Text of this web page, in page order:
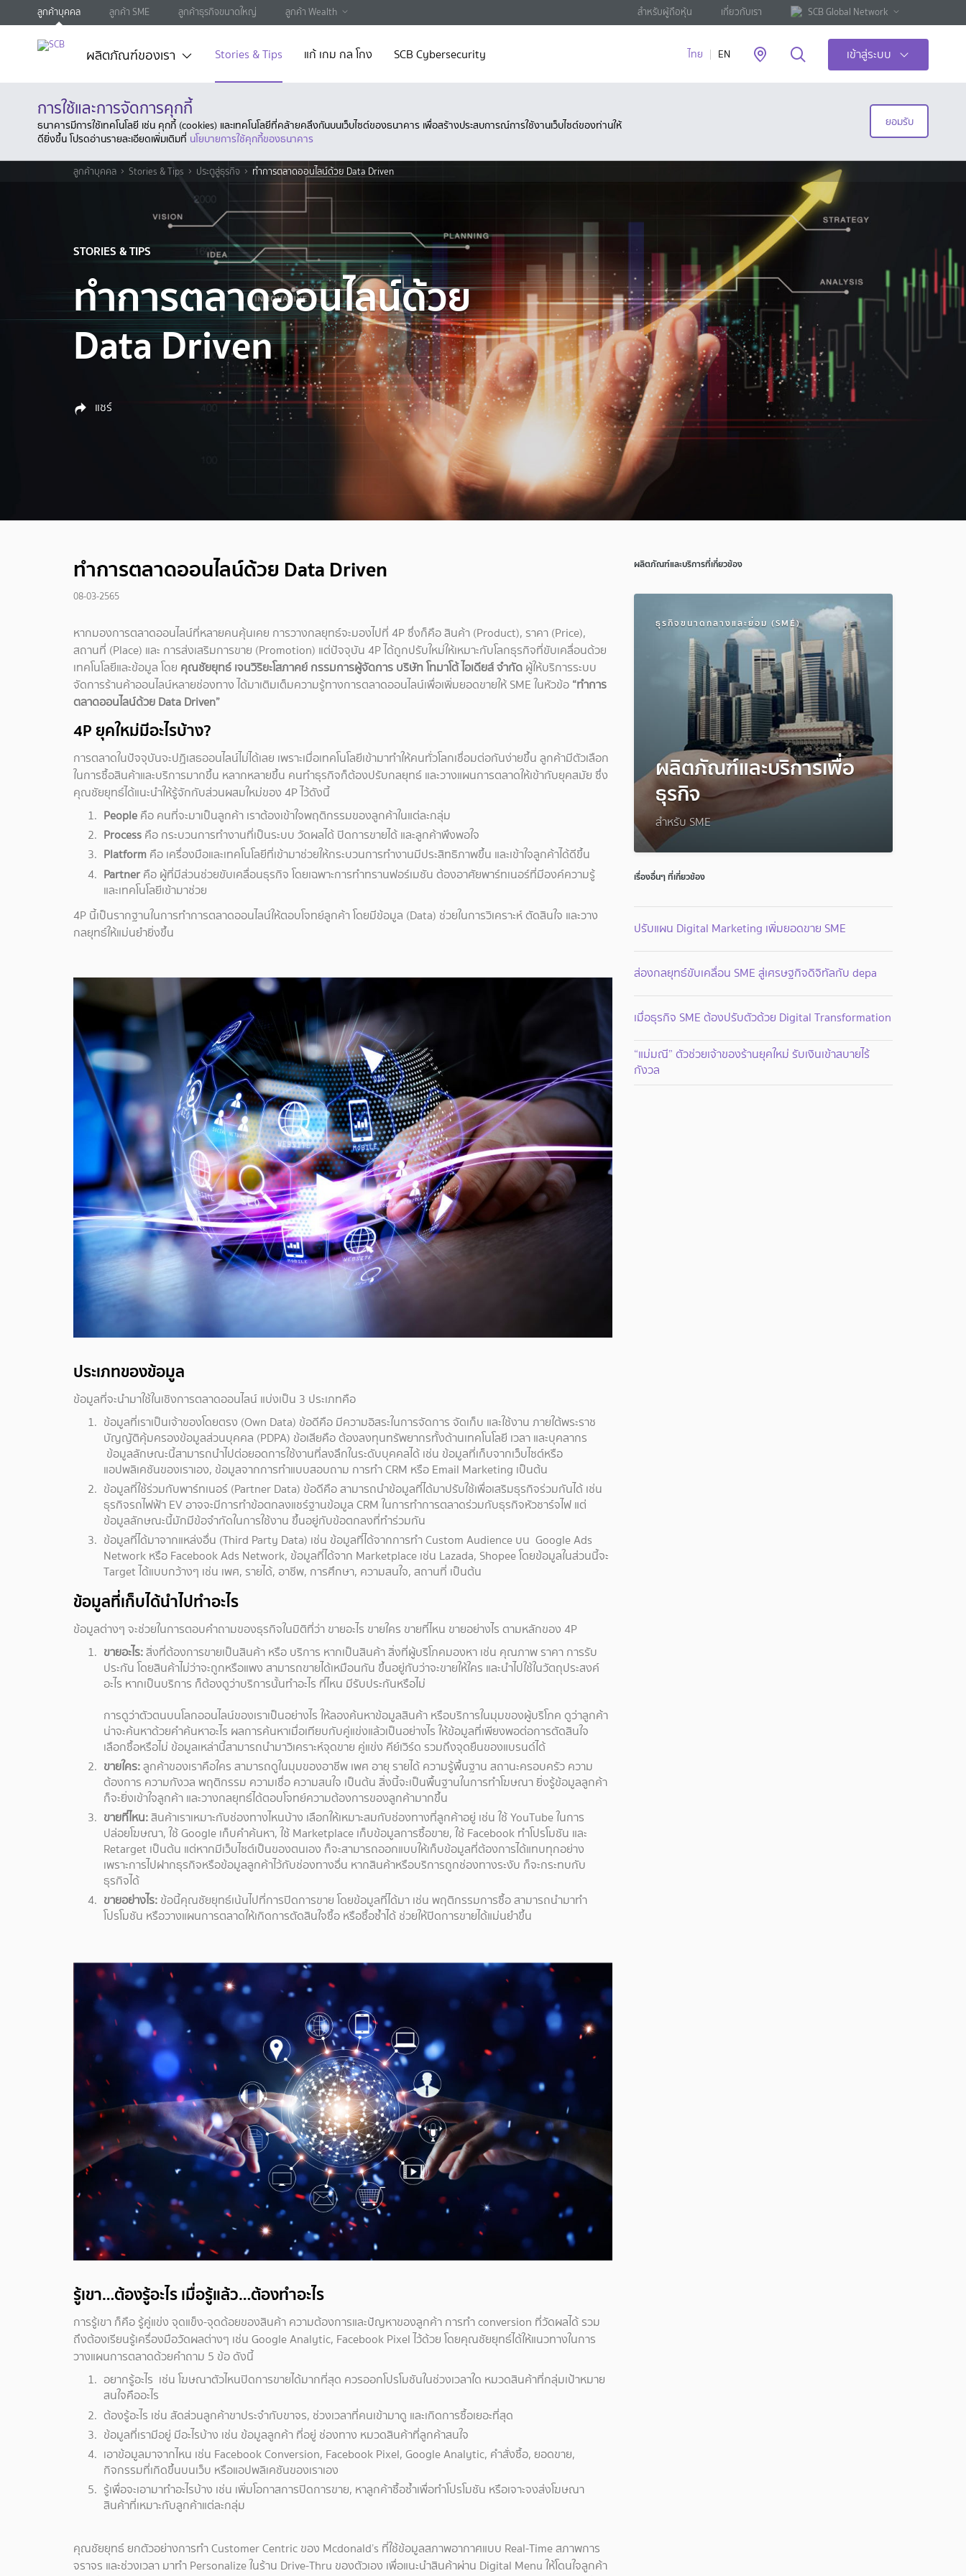
ลูกค้าบุคคล ลูกค้า SME ลูกค้าธุรกิจขนาดใหญ่ ลูกค้า Wealth สำหรับผู้ถือหุ้น เกี่ยวกับเรา SCB Global Network
ผลิตภัณฑ์ของเรา Stories & Tips แก้ เกม กล โกง SCB Cybersecurity ไทย EN เข้าสู่ระบบ
การใช้และการจัดการคุกกี้
ธนาคารมีการใช้เทคโนโลยี เช่น คุกกี้ (cookies) และเทคโนโลยีที่คล้ายคลึงกันบนเว็บไซต์ของธนาคาร เพื่อสร้างประสบการณ์การใช้งานเว็บไซต์ของท่านให้
ดียิ่งขึ้น โปรดอ่านรายละเอียดเพิ่มเติมที่ นโยบายการใช้คุกกี้ของธนาคาร
ยอมรับ
ลูกค้าบุคคล Stories & Tips ประตูสู่ธุรกิจ ทำการตลาดออนไลน์ด้วย Data Driven
STORIES & TIPS
ทำการตลาดออนไลน์ด้วย
Data Driven
แชร์
ทำการตลาดออนไลน์ด้วย Data Driven
08-03-2565
หากมองการตลาดออนไลน์ที่หลายคนคุ้นเคย การวางกลยุทธ์จะมองไปที่ 4P ซึ่งก็คือ สินค้า (Product), ราคา (Price),
สถานที่ (Place) และ การส่งเสริมการขาย (Promotion) แต่ปัจจุบัน 4P ได้ถูกปรับใหม่ให้เหมาะกับโลกธุรกิจที่ขับเคลื่อนด้วย
เทคโนโลยีและข้อมูล โดย คุณชัยยุทธ์ เจนวิริยะโสภาคย์ กรรมการผู้จัดการ บริษัท โทมาโต้ ไอเดียส์ จำกัด ผู้ให้บริการระบบ
จัดการร้านค้าออนไลน์หลายช่องทาง ได้มาเติมเต็มความรู้ทางการตลาดออนไลน์เพื่อเพิ่มยอดขายให้ SME ในหัวข้อ “ทำการ
ตลาดออนไลน์ด้วย Data Driven”
4P ยุคใหม่มีอะไรบ้าง?
การตลาดในปัจจุบันจะปฏิเสธออนไลน์ไม่ได้เลย เพราะเมื่อเทคโนโลยีเข้ามาทำให้คนทั่วโลกเชื่อมต่อกันง่ายขึ้น ลูกค้ามีตัวเลือก
ในการซื้อสินค้าและบริการมากขึ้น หลากหลายขึ้น คนทำธุรกิจก็ต้องปรับกลยุทธ์ และวางแผนการตลาดให้เข้ากับยุคสมัย ซึ่ง
คุณชัยยุทธ์ได้แนะนำให้รู้จักกับส่วนผสมใหม่ของ 4P ไว้ดังนี้
People คือ คนที่จะมาเป็นลูกค้า เราต้องเข้าใจพฤติกรรมของลูกค้าในแต่ละกลุ่ม
Process คือ กระบวนการทำงานที่เป็นระบบ วัดผลได้ ปิดการขายได้ และลูกค้าพึงพอใจ
Platform คือ เครื่องมือและเทคโนโลยีที่เข้ามาช่วยให้กระบวนการทำงานมีประสิทธิภาพขึ้น และเข้าใจลูกค้าได้ดีขึ้น
Partner คือ ผู้ที่มีส่วนช่วยขับเคลื่อนธุรกิจ โดยเฉพาะการทำทรานฟอร์เมชัน ต้องอาศัยพาร์ทเนอร์ที่มีองค์ความรู้
และเทคโนโลยีเข้ามาช่วย
4P นี้เป็นรากฐานในการทำการตลาดออนไลน์ให้ตอบโจทย์ลูกค้า โดยมีข้อมูล (Data) ช่วยในการวิเคราะห์ ตัดสินใจ และวาง
กลยุทธ์ให้แม่นยำยิ่งขึ้น
ประเภทของข้อมูล
ข้อมูลที่จะนำมาใช้ในเชิงการตลาดออนไลน์ แบ่งเป็น 3 ประเภทคือ
ข้อมูลที่เราเป็นเจ้าของโดยตรง (Own Data) ข้อดีคือ มีความอิสระในการจัดการ จัดเก็บ และใช้งาน ภายใต้พระราช
บัญญัติคุ้มครองข้อมูลส่วนบุคคล (PDPA) ข้อเสียคือ ต้องลงทุนทรัพยากรทั้งด้านเทคโนโลยี เวลา และบุคลากร
ข้อมูลลักษณะนี้สามารถนำไปต่อยอดการใช้งานที่ลงลึกในระดับบุคคลได้ เช่น ข้อมูลที่เก็บจากเว็บไซต์หรือ
แอปพลิเคชันของเราเอง, ข้อมูลจากการทำแบบสอบถาม การทำ CRM หรือ Email Marketing เป็นต้น
ข้อมูลที่ใช้ร่วมกับพาร์ทเนอร์ (Partner Data) ข้อดีคือ สามารถนำข้อมูลที่ได้มาปรับใช้เพื่อเสริมธุรกิจร่วมกันได้ เช่น
ธุรกิจรถไฟฟ้า EV อาจจะมีการทำข้อตกลงแชร์ฐานข้อมูล CRM ในการทำการตลาดร่วมกับธุรกิจหัวชาร์จไฟ แต่
ข้อมูลลักษณะนี้มักมีข้อจำกัดในการใช้งาน ขึ้นอยู่กับข้อตกลงที่ทำร่วมกัน
ข้อมูลที่ได้มาจากแหล่งอื่น (Third Party Data) เช่น ข้อมูลที่ได้จากการทำ Custom Audience บน Google Ads
Network หรือ Facebook Ads Network, ข้อมูลที่ได้จาก Marketplace เช่น Lazada, Shopee โดยข้อมูลในส่วนนี้จะ
Target ได้แบบกว้างๆ เช่น เพศ, รายได้, อาชีพ, การศึกษา, ความสนใจ, สถานที่ เป็นต้น
ข้อมูลที่เก็บได้นำไปทำอะไร
ข้อมูลต่างๆ จะช่วยในการตอบคำถามของธุรกิจในมิติที่ว่า ขายอะไร ขายใคร ขายที่ไหน ขายอย่างไร ตามหลักของ 4P
ขายอะไร:สิ่งที่ต้องการขายเป็นสินค้า หรือ บริการ หากเป็นสินค้า สิ่งที่ผู้บริโภคมองหา เช่น คุณภาพ ราคา การรับ
ประกัน โดยสินค้าไม่ว่าจะถูกหรือแพง สามารถขายได้เหมือนกัน ขึ้นอยู่กับว่าจะขายให้ใคร และนำไปใช้ในวัตถุประสงค์
อะไร หากเป็นบริการ ก็ต้องดูว่าบริการนั้นทำอะไร ที่ไหน มีรับประกันหรือไม่
การดูว่าตัวตนบนโลกออนไลน์ของเราเป็นอย่างไร ให้ลองค้นหาข้อมูลสินค้า หรือบริการในมุมของผู้บริโภค ดูว่าลูกค้า
น่าจะค้นหาด้วยคำค้นหาอะไร ผลการค้นหาเมื่อเทียบกับคู่แข่งแล้วเป็นอย่างไร ให้ข้อมูลที่เพียงพอต่อการตัดสินใจ
เลือกซื้อหรือไม่ ข้อมูลเหล่านี้สามารถนำมาวิเคราะห์จุดขาย คู่แข่ง คีย์เวิร์ด รวมถึงจุดยืนของแบรนด์ได้
ขายใคร:ลูกค้าของเราคือใคร สามารถดูในมุมของอาชีพ เพศ อายุ รายได้ ความรู้พื้นฐาน สถานะครอบครัว ความ
ต้องการ ความกังวล พฤติกรรม ความเชื่อ ความสนใจ เป็นต้น สิ่งนี้จะเป็นพื้นฐานในการทำโฆษณา ยิ่งรู้ข้อมูลลูกค้า
ก็จะยิ่งเข้าใจลูกค้า และวางกลยุทธ์ได้ตอบโจทย์ความต้องการของลูกค้ามากขึ้น
ขายที่ไหน:สินค้าเราเหมาะกับช่องทางไหนบ้าง เลือกให้เหมาะสมกับช่องทางที่ลูกค้าอยู่ เช่น ใช้ YouTube ในการ
ปล่อยโฆษณา, ใช้ Google เก็บคำค้นหา, ใช้ Marketplace เก็บข้อมูลการซื้อขาย, ใช้ Facebook ทำโปรโมชัน และ
Retarget เป็นต้น แต่หากมีเว็บไซต์เป็นของตนเอง ก็จะสามารถออกแบบให้เก็บข้อมูลที่ต้องการได้แทบทุกอย่าง
เพราะการไปฝากธุรกิจหรือข้อมูลลูกค้าไว้กับช่องทางอื่น หากสินค้าหรือบริการถูกช่องทางระงับ ก็จะกระทบกับ
ธุรกิจได้
ขายอย่างไร: ข้อนี้คุณชัยยุทธ์เน้นไปที่การปิดการขาย โดยข้อมูลที่ได้มา เช่น พฤติกรรมการซื้อ สามารถนำมาทำ
โปรโมชัน หรือวางแผนการตลาดให้เกิดการตัดสินใจซื้อ หรือซื้อซ้ำได้ ช่วยให้ปิดการขายได้แม่นยำขึ้น
รู้เขา…ต้องรู้อะไร เมื่อรู้แล้ว…ต้องทำอะไร
การรู้เขา ก็คือ รู้คู่แข่ง จุดแข็ง-จุดด้อยของสินค้า ความต้องการและปัญหาของลูกค้า การทำ conversion ที่วัดผลได้ รวม
ถึงต้องเรียนรู้เครื่องมือวัดผลต่างๆ เช่น Google Analytic, Facebook Pixel ไว้ด้วย โดยคุณชัยยุทธ์ได้ให้แนวทางในการ
วางแผนการตลาดด้วยคำถาม 5 ข้อ ดังนี้
อยากรู้อะไร เช่น โฆษณาตัวไหนปิดการขายได้มากที่สุด ควรออกโปรโมชันในช่วงเวลาใด หมวดสินค้าที่กลุ่มเป้าหมาย
สนใจคืออะไร
ต้องรู้อะไร เช่น สัดส่วนลูกค้าขาประจำกับขาจร, ช่วงเวลาที่คนเข้ามาดู และเกิดการซื้อเยอะที่สุด
ข้อมูลที่เรามีอยู่ มีอะไรบ้าง เช่น ข้อมูลลูกค้า ที่อยู่ ช่องทาง หมวดสินค้าที่ลูกค้าสนใจ
เอาข้อมูลมาจากไหน เช่น Facebook Conversion, Facebook Pixel, Google Analytic, คำสั่งซื้อ, ยอดขาย,
กิจกรรมที่เกิดขึ้นบนเว็บ หรือแอปพลิเคชันของเราเอง
รู้เพื่อจะเอามาทำอะไรบ้าง เช่น เพิ่มโอกาสการปิดการขาย, หาลูกค้าซื้อซ้ำเพื่อทำโปรโมชัน หรือเจาะจงส่งโฆษณา
สินค้าที่เหมาะกับลูกค้าแต่ละกลุ่ม
คุณชัยยุทธ์ ยกตัวอย่างการทำ Customer Centric ของ Mcdonald’s ที่ใช้ข้อมูลสภาพอากาศแบบ Real-Time สภาพการ
จราจร และช่วงเวลา มาทำ Personalize ในร้าน Drive-Thru ของตัวเอง เพื่อแนะนำสินค้าผ่าน Digital Menu ให้โดนใจลูกค้า
ผลิตภัณฑ์และบริการที่เกี่ยวข้อง
ธุรกิจขนาดกลางและย่อม (SME)
ผลิตภัณฑ์และบริการเพื่อ
ธุรกิจ
สำหรับ SME
เรื่องอื่นๆ ที่เกี่ยวข้อง
ปรับแผน Digital Marketing เพิ่มยอดขาย SME
ส่องกลยุทธ์ขับเคลื่อน SME สู่เศรษฐกิจดิจิทัลกับ depa
เมื่อธุรกิจ SME ต้องปรับตัวด้วย Digital Transformation
“แม่มณี” ตัวช่วยเจ้าของร้านยุคใหม่ รับเงินเข้าสบายไร้
กังวล